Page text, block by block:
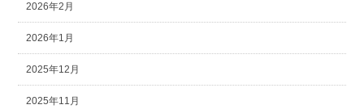
2026年2月
2026年1月
2025年12月
2025年11月